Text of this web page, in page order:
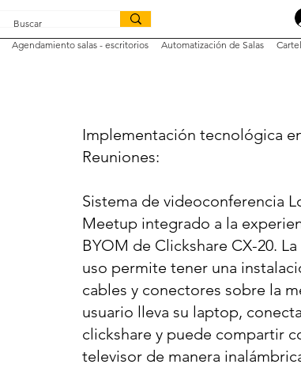
Agendamiento salas - escritorios Automatización de Salas
Implementación tecnológica
Reuniones:
Sistema de videoconferencia
Meetup integrado a la
BYOM de Clickshare CX-20.
uso permite tener una
cables y conectores sobre la
usuario lleva su laptop,
clickshare y puede compartir
televisor de manera